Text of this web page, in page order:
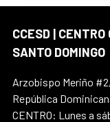
CCESD |
SANTO DOMINGO
Arzobispo Meriño
República
CENTRO: Lunes a